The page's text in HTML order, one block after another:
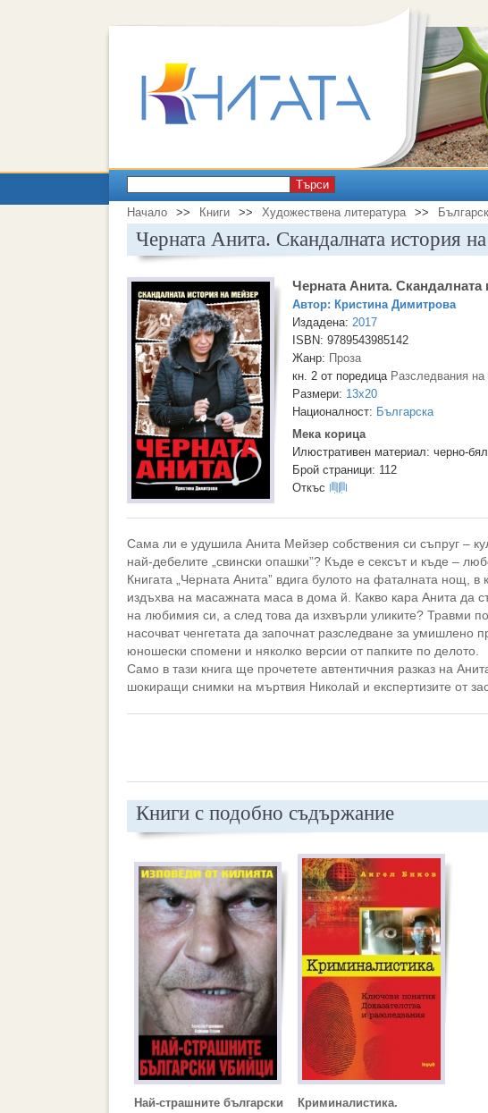
Търси
Начало >> Книги >> Художествена литература >>
Черната Анита. Скандалната история
Черната Анита. Скандалната
Автор: Кристина Димитрова
Издадена: 2017
ISBN: 9789543985142
Жанр: Проза
кн. 2 от поредица Разследвания на
Размери: 13x20
Националност: Българска
Мека корица
Илюстративен материал: черно-
Брой страници: 112
Откъс
Сама ли е удушила Анита Мейзер собствения си съпруг –
най-дебелите „свински опашки”? Къде е сексът и къде –
Книгата „Черната Анита” вдига булото на фаталната нощ,
издъхва на масажната маса в дома й. Какво кара Анита да
на любимия си, а след това да изхвърли уликите? Травми
насочват ченгетата да започнат разследване за умишлено
юношески спомени и няколко версии от папките по делото.
Само в тази книга ще прочетете автентичния разказ на
шокиращи снимки на мъртвия Николай и експертизите от
Книги с подобно съдържание
Най-страшните български
Криминалистика.